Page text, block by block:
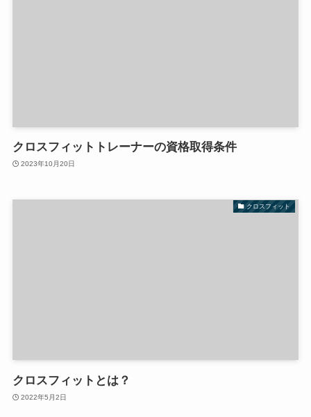
クロスフィットトレーナーの資格取得条件
2023年10月20日
クロスフィット
クロスフィットとは？
2022年5月2日